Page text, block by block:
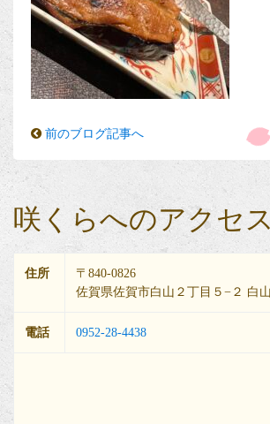
前のブログ記事へ
咲くらへのアクセス
住所
〒840-0826
佐賀県佐賀市白山２丁目５−２ 白
電話 0952-28-4438